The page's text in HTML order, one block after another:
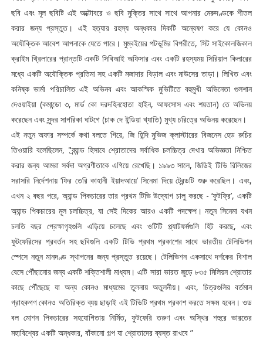
ছবি এবং মূল ছবিটি এই অক্টোবরে ও ছবি মুক্তির সাথে সাথে আপনার মেরুদণ্ডকে শীতল
করার জন্য প্রস্তুত। এই হত্যার রহস্য অন্ধকার দিকটি অন্বেষণ করে যে কোনও
অযৌক্তিক আবেশ আপনাকে যেতে পারে। মুম্বইয়ের পটভূমির বিপরীতে, সিট সাইকোলজিকাল
ক্রাইম থ্রিলারের প্রান্তটি একটি সিবিআই অফিসার এবং একটি রহস্যময় সিরিয়াল কিলারের
মধ্যে একটি অযৌক্তিক প্রতিমা সহ একটি মজাদার বিড়াল এবং মাউসের তাড়া। লিখিত এবং
কনিষ্ক ভার্মা পরিচালিত এই অভিনব এবং আকস্মিক মুভিটিতে বহুমুখী অভিনেতা গুলশান
দেওয়াইয়া (কমান্ডো ৩, মার্ড কো দরদহিনহোতা হাইন, আফসোস এবং শয়তান) তে অভিনয়
করেছেন এবং সুন্দর সাগরিকা ঘাটগে (চাক দে ইন্ডিয়া খ্যাতি) মুখ্য চরিত্রে অভিনয় করেছেন।
এই নতুন অফার সম্পর্কে কথা বলতে গিয়ে, জি হিন্দি মুভিজ ক্লাস্টারের বিজনেস হেড রুচির
তিওয়ারি বলেছিলেন, "ব্র্যান্ড হিসাবে শ্রোতাদের সর্বাধিক চলচ্চিত্র দেখার অভিজ্ঞতা নিশ্চিত
করার জন্য আমরা সর্বদা অগ্রণীতাকে এগিয়ে রেখেছি। ১৯৯৩ সালে, জিডিই টিভি রিলিজের
সরাসরি নির্দেশনায় ‘ফির তেরি কাহানী ইয়াদআয়ে’ সিনেমা দিয়ে ট্রেন্ডটি শুরু করেছিল। এবং,
এখন ২ বছর পরে, অ্যান্ড পিকচারের তার প্রথম টিভি উদ্যোগ চালু করছে - ‘ফুটফ্রি’, একটি
অ্যান্ড পিকচারের মূল চলচ্চিত্র, যা সেই দিকের আরও একটি পদক্ষেপ। নতুন সিনেমা যখন
চলতি বছর প্রেক্ষাগৃহগুলি এড়িয়ে চলেছে এবং ওটিটি প্ল্যাটফর্মগুলি হিট করছে, এবং
ফুটফেরিসের প্রবর্তন সহ ছবিগুলি একটি টিভি প্রথম প্রকাশের সাথে ভারতীয় টেলিভিশন
স্পেসে নতুন মানদণ্ড স্থাপনের জন্য প্রস্তুত রয়েছে। টেলিভিশন একসাথে দর্শকের বিশাল
বেসে পৌঁছানোর জন্য একটি শক্তিশালী মাধ্যম। এটি সারা ভারত জুড়ে ৮৩৫ মিলিয়ন শ্রোতার
কাছে পৌঁছেছে যা অন্য কোনও মাধ্যমের তুলনায় অতুলনীয়। এবং, চিত্রগুলির বর্তমান
গ্রাহকগণ কোনও অতিরিক্ত ব্যয় ছাড়াই এই টিভিটি প্রথম প্রকাশ করতে সক্ষম হবেন। ওড
বল মোশন পিকচারের সহযোগিতায় নির্মিত, ফুটফেরি তরুণ এবং অস্থির শহুরে ভারতের
মহাবিশ্বের একটি অন্ধকার, বাঁকানো গল্প যা শ্রোতাদের ব্যস্ত রাখবে ”